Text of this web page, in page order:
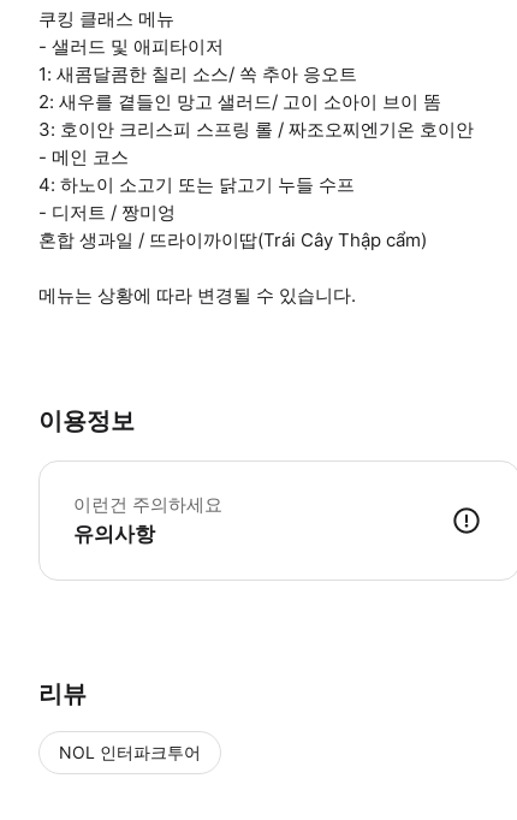
쿠킹 클래스 메뉴
- 샐러드 및 애피타이저
1: 새콤달콤한 칠리 소스/ 쏙 추아 응오트
2: 새우를 곁들인 망고 샐러드/ 고이 소아이 브이 똠
3: 호이안 크리스피 스프링 롤 / 짜조오찌엔기온 호이안
- 메인 코스
4: 하노이 소고기 또는 닭고기 누들 수프
- 디저트 / 짱미엉
혼합 생과일 / 뜨라이까이땁(Trái Cây Thập cẩm)
메뉴는 상황에 따라 변경될 수 있습니다.
이용정보
이런건 주의하세요
유의사항
리뷰
NOL 인터파크투어